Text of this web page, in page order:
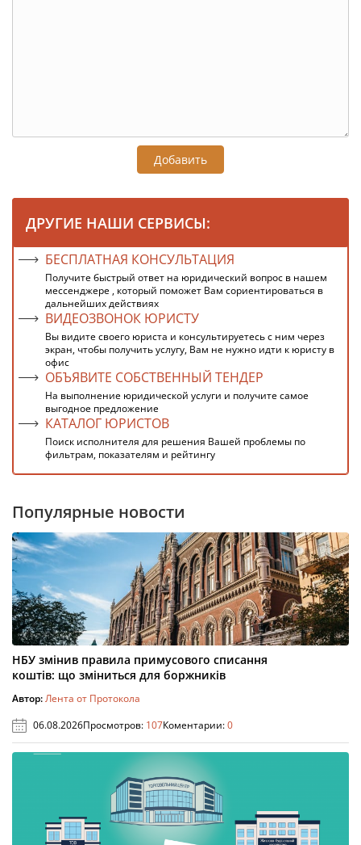
Добавить
ДРУГИЕ НАШИ СЕРВИСЫ:
БЕСПЛАТНАЯ КОНСУЛЬТАЦИЯ
Получите быстрый ответ на юридический вопрос в нашем
мессенджере , который поможет Вам сориентироваться в
дальнейших действиях
ВИДЕОЗВОНОК ЮРИСТУ
Вы видите своего юриста и консультируетесь с ним через
экран, чтобы получить услугу, Вам не нужно идти к юристу в
офис
ОБЪЯВИТЕ СОБСТВЕННЫЙ ТЕНДЕР
На выполнение юридической услуги и получите самое
выгодное предложение
КАТАЛОГ ЮРИСТОВ
Поиск исполнителя для решения Вашей проблемы по
фильтрам, показателям и рейтингу
Популярные новости
НБУ змінив правила примусового списання
коштів: що зміниться для боржників
Автор:Лента от Протокола
06.08.2026Просмотров: 107Коментарии:0